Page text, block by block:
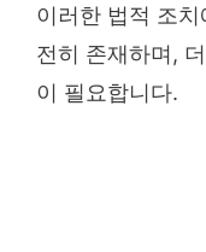
이러한 법적 조
전히 존재하며,
이 필요합니다.